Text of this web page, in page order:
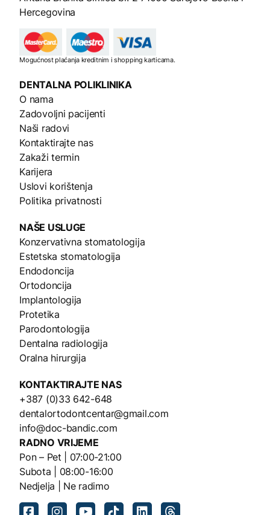
Hercegovina
Mogućnost plaćanja kreditnim i shopping karticama.
DENTALNA POLIKLINIKA
O nama
Zadovoljni pacijenti
Naši radovi
Kontaktirajte nas
Zakaži termin
Karijera
Uslovi korištenja
Politika privatnosti
NAŠE USLUGE
Konzervativna stomatologija
Estetska stomatologija
Endodoncija
Ortodoncija
Implantologija
Protetika
Parodontologija
Dentalna radiologija
Oralna hirurgija
KONTAKTIRAJTE NAS
+387 (0)33 642-648
dentalortodontcentar@gmail.com
info@doc-bandic.com
RADNO VRIJEME
Pon – Pet | 07:00-21:00
Subota | 08:00-16:00
Nedjelja | Ne radimo